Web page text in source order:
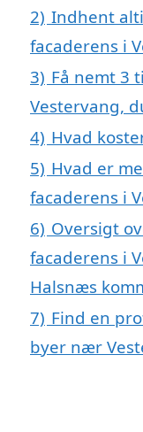
2) Indhent
facaderens i
3) Få nemt 3
Vestervang,
4) Hvad
5) Hvad er
facaderens i
6) Oversigt
facaderens i
Halsnæs
7) Find en
byer nær